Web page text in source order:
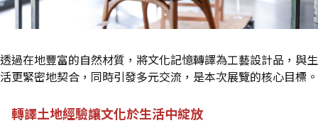
透過在地豐富的自然材質，將文化記憶轉譯為工藝設計品，與生
活更緊密地契合，同時引發多元交流，是本次展覽的核心目標。
轉譯土地經驗讓文化於生活中綻放